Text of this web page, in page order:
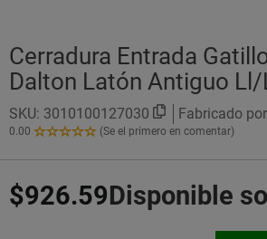
Cerradura Entrada
Dalton Latón Antiguo Ll/
SKU: 3010100127030 Fabricado
0.00
0.00
Estrellas!
(Se el primero en comentar)
$926.59Disponible